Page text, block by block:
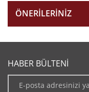
ÖNERILERINIZ
HABER BÜLTENİ